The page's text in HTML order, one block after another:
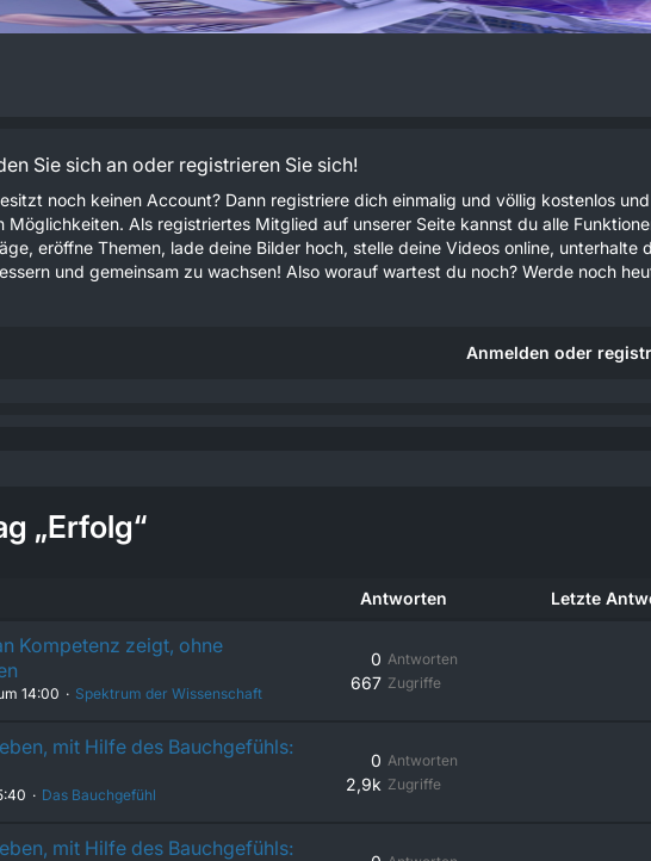
Sie sich an oder registrieren Sie sich!
noch keinen Account? Dann registriere dich einmalig und völlig kostenlos
Möglichkeiten. Als registriertes Mitglied auf unserer Seite kannst du alle
eröffne Themen, lade deine Bilder hoch, stelle deine Videos online,
und gemeinsam zu wachsen! Also worauf wartest du noch? Werde noch
Anmelden oder
„Erfolg“
Antworten Letzte
Kompetenz zeigt, ohne
14:00 Spektrum der Wissenschaft
Antworten
0
Zugriffe
667
mit Hilfe des Bauchgefühls:
Das Bauchgefühl
Antworten
0
Zugriffe
2,9k
mit Hilfe des Bauchgefühls: